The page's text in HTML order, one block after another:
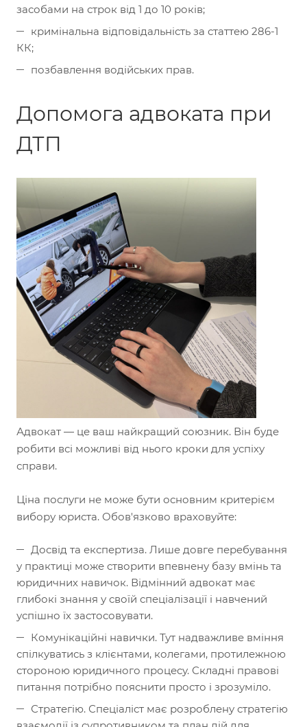
засобами на строк від 1 до 10 років;
кримінальна відповідальність за статтею 286-1
КК;
позбавлення водійських прав.
Допомога адвоката при
ДТП
Адвокат — це ваш найкращий союзник. Він буде
робити всі можливі від нього кроки для успіху
справи.
Ціна послуги не може бути основним критерієм
вибору юриста. Обов'язково враховуйте:
Досвід та експертиза. Лише довге перебування
у практиці може створити впевнену базу вмінь та
юридичних навичок. Відмінний адвокат має
глибокі знання у своїй спеціалізації і навчений
успішно їх застосовувати.
Комунікаційні навички. Тут надважливе вміння
спілкуватись з клієнтами, колегами, протилежною
стороною юридичного процесу. Складні правові
питання потрібно пояснити просто і зрозуміло.
Стратегію. Спеціаліст має розроблену стратегію